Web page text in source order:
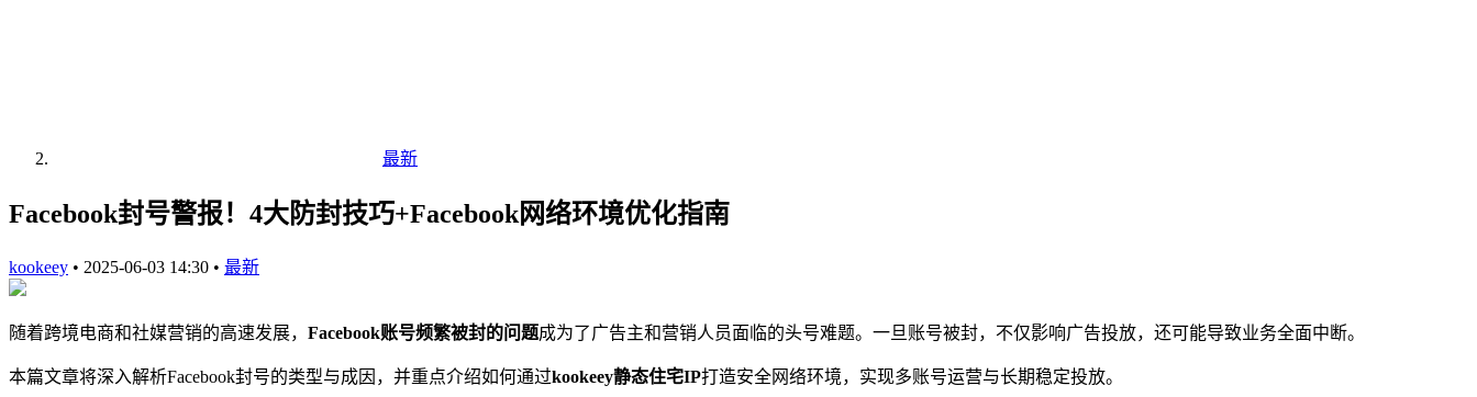
最新
Facebook封号警报！4大防封技巧+Facebook网络环境优化指南
kookeey • 2025-06-03 14:30 • 最新
随着跨境电商和社媒营销的高速发展， Facebook账号频繁被封的问题成为了广告主和营销人员面临的头号难题。一旦账号被封，不仅影响广告投放，还可能导致业务全面中断。
本篇文章将深入解析Facebook封号的类型与成因，并重点介绍如何通过kookeey静态住宅IP打造安全网络环境，实现多账号运营与长期稳定投放。